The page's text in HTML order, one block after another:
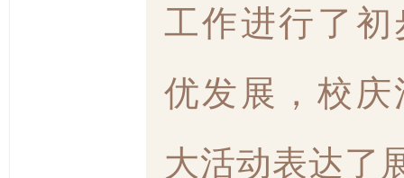
工作进行了
优发展，校
大活动表达了